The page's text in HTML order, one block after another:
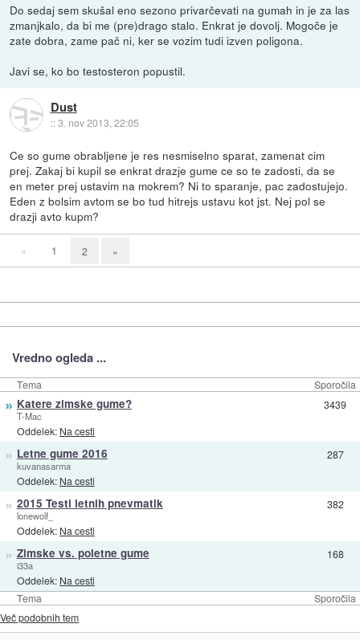
Do sedaj sem skušal eno sezono privarčevati na gumah in je za las
zmanjkalo, da bi me (pre)drago stalo. Enkrat je dovolj. Mogoče je
zate dobra, zame pač ni, ker se vozim tudi izven poligona.
Javi se, ko bo testosteron popustil.
Dust
::3. nov 2013, 22:05
Ce so gume obrabljene je res nesmiselno sparat, zamenat cim
prej. Zakaj bi kupil se enkrat drazje gume ce so te zadosti, da se
en meter prej ustavim na mokrem? Ni to sparanje, pac zadostujejo.
Eden z bolsim avtom se bo tud hitrejs ustavu kot jst. Nej pol se
drazji avto kupm?
« 1 2 »
Vredno ogleda ...
Tema Sporočila
Tema Sporočila
» Katere zimske gume?
T-Mac
Oddelek: Na cesti
3439
» Letne gume 2016
kuvanasarma
Oddelek: Na cesti
287
» 2015 Testi letnih pnevmatik
lonewolf_
Oddelek: Na cesti
382
» Zimske vs. poletne gume
i33a
Oddelek: Na cesti
168
Več podobnih tem